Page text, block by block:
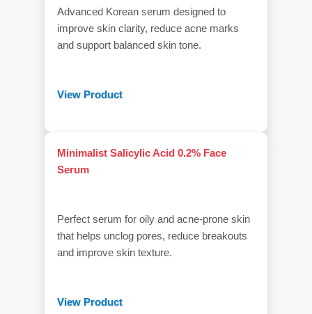
Advanced Korean serum designed to
improve skin clarity, reduce acne marks
and support balanced skin tone.
View Product
Minimalist Salicylic Acid 0.2% Face
Serum
Perfect serum for oily and acne-prone skin
that helps unclog pores, reduce breakouts
and improve skin texture.
View Product